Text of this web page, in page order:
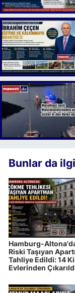
Bunlar da
Hamburg-
Riski Taşıyan
Tahliye Edildi: 14
Evlerinden